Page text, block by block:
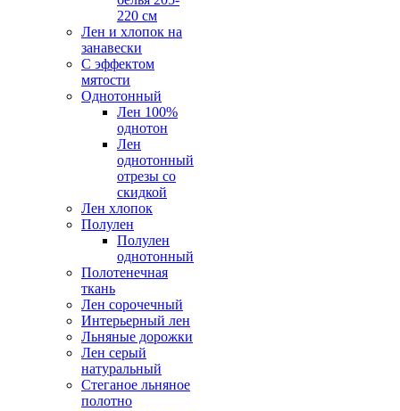
220 см
Лен и хлопок на
занавески
С эффектом
мятости
Однотонный
Лен 100%
однотон
Лен
однотонный
отрезы со
скидкой
Лен хлопок
Полулен
Полулен
однотонный
Полотенечная
ткань
Лен сорочечный
Интерьерный лен
Льняные дорожки
Лен серый
натуральный
Стеганое льняное
полотно